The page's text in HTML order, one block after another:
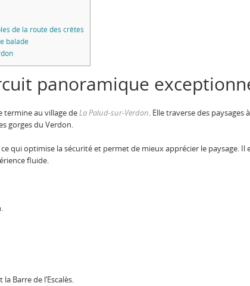
de la route des crêtes
balade
panoramique
termine au village deLa Palud-sur-Verdon. Elle traverse des paysages
gorges du Verdon.
qui optimise la sécurité et permet de mieux apprécier le paysage.
fluide.
Barre de l’Escalès.